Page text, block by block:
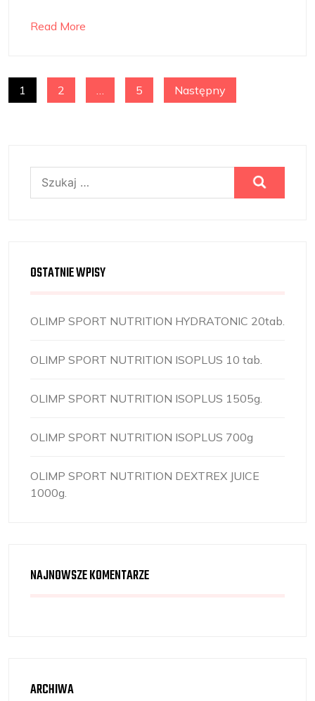
Read More
NAWIGACJA
1 2 5 Następny
OSTATNIE WPISY
OLIMP SPORT NUTRITION HYDRATONIC 20tab.
OLIMP SPORT NUTRITION ISOPLUS 10 tab.
OLIMP SPORT NUTRITION ISOPLUS 1505g.
OLIMP SPORT NUTRITION ISOPLUS 700g
OLIMP SPORT NUTRITION DEXTREX JUICE
1000g.
NAJNOWSZE KOMENTARZE
ARCHIWA